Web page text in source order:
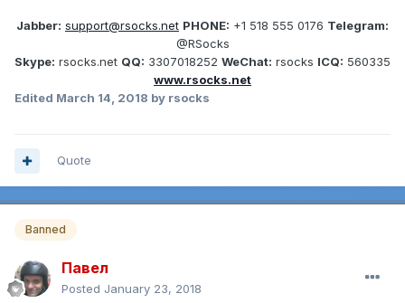
Jabber: support@rsocks.net PHONE: +1 518 555 0176 Telegram:
@RSocks
Skype: rsocks.net QQ: 3307018252 WeChat: rsocks ICQ: 560335
www.rsocks.net
Edited March 14, 2018 by rsocks
Quote
Banned
Павел
Posted January 23, 2018